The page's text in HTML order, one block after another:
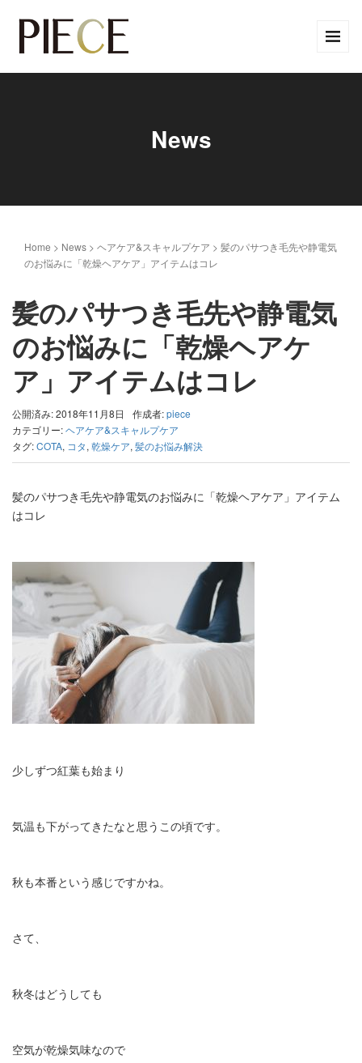
News
Home > News > ヘアケア&スキャルプケア > 髪のパサつき毛先や静電気
のお悩みに「乾燥ヘアケア」アイテムはコレ
髪のパサつき毛先や静電気
のお悩みに「乾燥ヘアケ
ア」アイテムはコレ
公開済み: 2018年11月8日 作成者:piece
カテゴリー:ヘアケア&スキャルプケア
タグ:COTA, コタ, 乾燥ケア, 髪のお悩み解決
髪のパサつき毛先や静電気のお悩みに「乾燥ヘアケア」アイテム
はコレ
少しずつ紅葉も始まり
気温も下がってきたなと思うこの頃です。
秋も本番という感じですかね。
さて、
秋冬はどうしても
空気が乾燥気味なので